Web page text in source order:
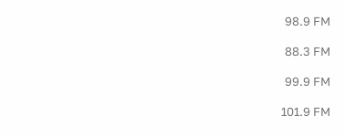
98.9 FM
88.3 FM
99.9 FM
101.9 FM